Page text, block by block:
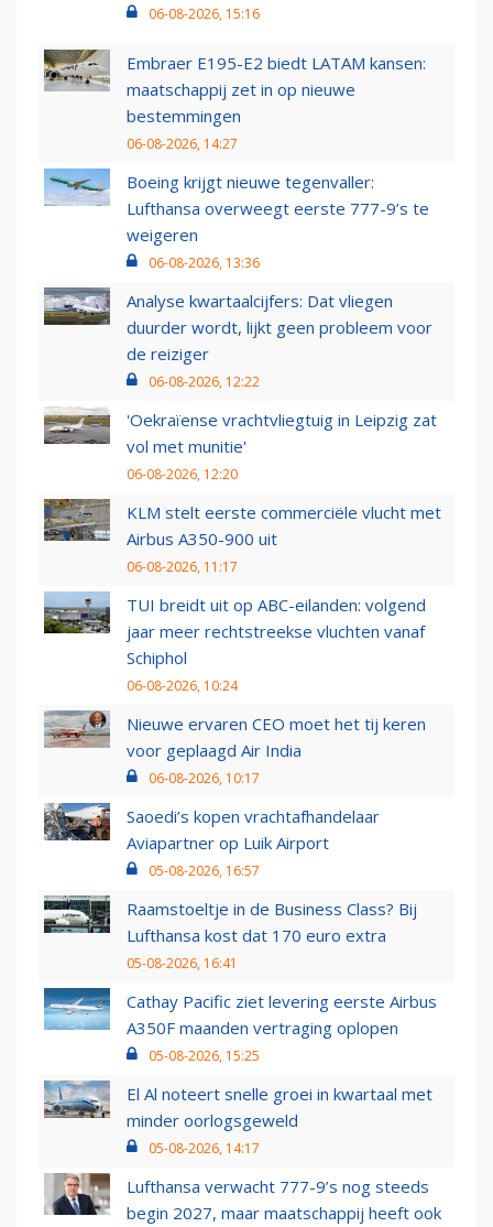
06-08-2026, 15:16
Embraer E195-E2 biedt LATAM kansen:
maatschappij zet in op nieuwe
bestemmingen
06-08-2026, 14:27
Boeing krijgt nieuwe tegenvaller:
Lufthansa overweegt eerste 777-9’s te
weigeren
06-08-2026, 13:36
Analyse kwartaalcijfers: Dat vliegen
duurder wordt, lijkt geen probleem voor
de reiziger
06-08-2026, 12:22
'Oekraïense vrachtvliegtuig in Leipzig zat
vol met munitie'
06-08-2026, 12:20
KLM stelt eerste commerciële vlucht met
Airbus A350-900 uit
06-08-2026, 11:17
TUI breidt uit op ABC-eilanden: volgend
jaar meer rechtstreekse vluchten vanaf
Schiphol
06-08-2026, 10:24
Nieuwe ervaren CEO moet het tij keren
voor geplaagd Air India
06-08-2026, 10:17
Saoedi’s kopen vrachtafhandelaar
Aviapartner op Luik Airport
05-08-2026, 16:57
Raamstoeltje in de Business Class? Bij
Lufthansa kost dat 170 euro extra
05-08-2026, 16:41
Cathay Pacific ziet levering eerste Airbus
A350F maanden vertraging oplopen
05-08-2026, 15:25
El Al noteert snelle groei in kwartaal met
minder oorlogsgeweld
05-08-2026, 14:17
Lufthansa verwacht 777-9’s nog steeds
begin 2027, maar maatschappij heeft ook